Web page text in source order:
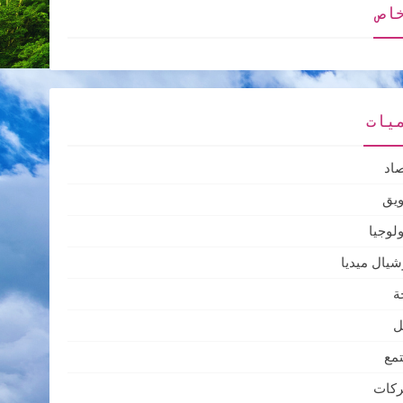
ميديا